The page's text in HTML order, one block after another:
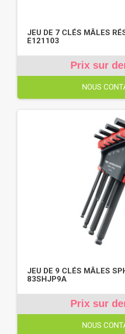
JEU DE 7 CLÉS MÂLES
E121103
Prix sur
NOUS
JEU DE 9 CLÉS MÂLES
83SHJP9A
Prix sur
NOUS